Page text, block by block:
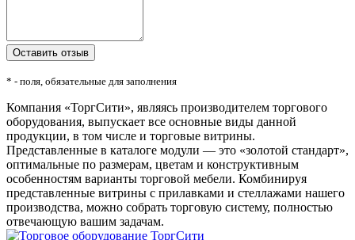
* - поля, обязательные для заполнения
Компания «ТоргСити», являясь производителем торгового
оборудования, выпускает все основные виды данной
продукции, в том числе и торговые витрины.
Представленные в каталоге модули — это «золотой стандарт»,
оптимальные по размерам, цветам и конструктивным
особенностям варианты торговой мебели. Комбинируя
представленные витрины с прилавками и стеллажами нашего
производства, можно собрать торговую систему, полностью
отвечающую вашим задачам.